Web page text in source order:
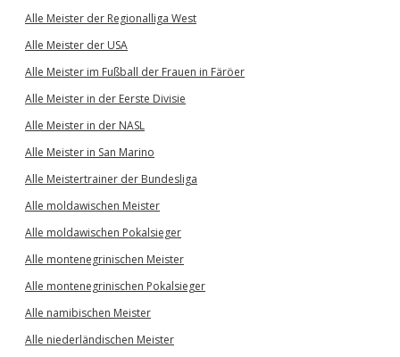
Alle Meister der Regionalliga West
Alle Meister der USA
Alle Meister im Fußball der Frauen in Färöer
Alle Meister in der Eerste Divisie
Alle Meister in der NASL
Alle Meister in San Marino
Alle Meistertrainer der Bundesliga
Alle moldawischen Meister
Alle moldawischen Pokalsieger
Alle montenegrinischen Meister
Alle montenegrinischen Pokalsieger
Alle namibischen Meister
Alle niederländischen Meister